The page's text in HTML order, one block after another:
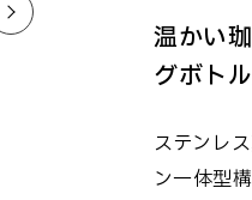
温かい
グボトル
ステンレ
ン一体型